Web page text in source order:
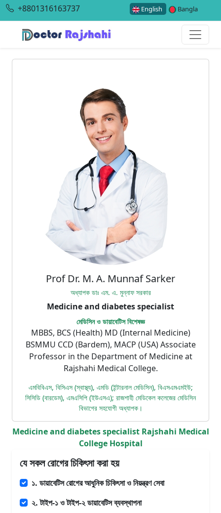
+8801316163737 English Bangla
Prof Dr. M. A. Munnaf Sarker
অধ্যাপক ডাঃ এম. এ. মুন্নাফ সরকার
Medicine and diabetes specialist
মেডিসিন ও ডায়াবেটিস বিশেষজ্ঞ
MBBS, BCS (Health) MD (Internal Medicine)
BSMMU CCD (Bardem), MACP (USA) Associate
Professor in the Department of Medicine at
Rajshahi Medical College.
এমবিবিএস, বিসিএস (স্বাস্থ্য), এমডি (ইন্টারনাল মেডিসিন), বিএসএমএমইউ;
সিসিডি (বারডেম), এমএসিপি (ইউএসএ); রাজশাহী মেডিকেল কলেজের মেডিসিন
বিভাগের সহযোগী অধ্যাপক।
Medicine and diabetes specialist Rajshahi Medical
College Hospital
যে সকল রোগের চিকিৎসা করা হয়
১. ডায়াবেটিস রোগের আধুনিক চিকিৎসা ও নিয়ন্ত্রণ সেবা
২. টাইপ-১ ও টাইপ-২ ডায়াবেটিস ব্যবস্থাপনা